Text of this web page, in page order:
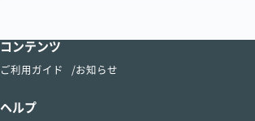
コンテンツ
ご利用ガイド お知らせ
ヘルプ